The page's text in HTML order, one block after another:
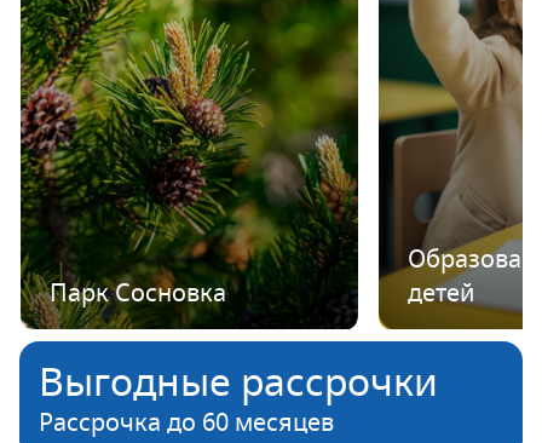
Парк Сосновка
детей
Выгодные рассрочки
Рассрочка до 60 месяцев